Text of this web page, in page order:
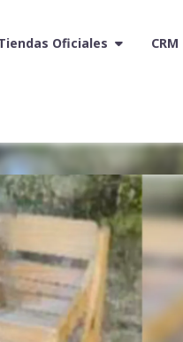
Oficiales CRM